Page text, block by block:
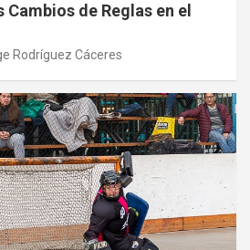
de Reglas en el
Rodríguez Cáceres